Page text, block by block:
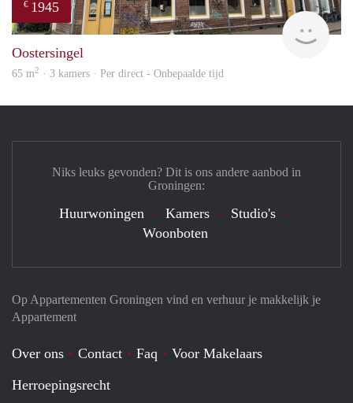
€ 1945
Oostersingel
65 m2 · 3 kamers · Per direct - Onbepaalde tijd
Op Appartementen Groningen vind en verhuur je makkelijk je
Appartement
Over ons Contact Faq
Voor Makelaars
Herroepingsrecht
Niks leuks gevonden? Dit is ons andere aanbod in
Groningen:
Huurwoningen Kamers
Studio's
Woonboten